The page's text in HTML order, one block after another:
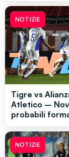
NOTIZIE
Tigre vs
Atletico –
probabili
NOTIZIE